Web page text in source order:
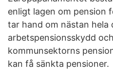
enligt lagen om pension
tar hand om nästan
arbetspensionsskydd
kommunsektorns
kan få sänkta pensioner.